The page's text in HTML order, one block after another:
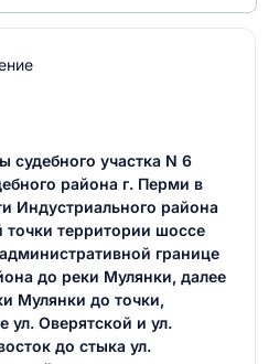
судебного участка N 6
района г. Перми в
Индустриального района
точки территории шоссе
границе
до реки Мулянки, далее
Мулянки до точки,
ул. Оверятской и ул.
до стыка ул.